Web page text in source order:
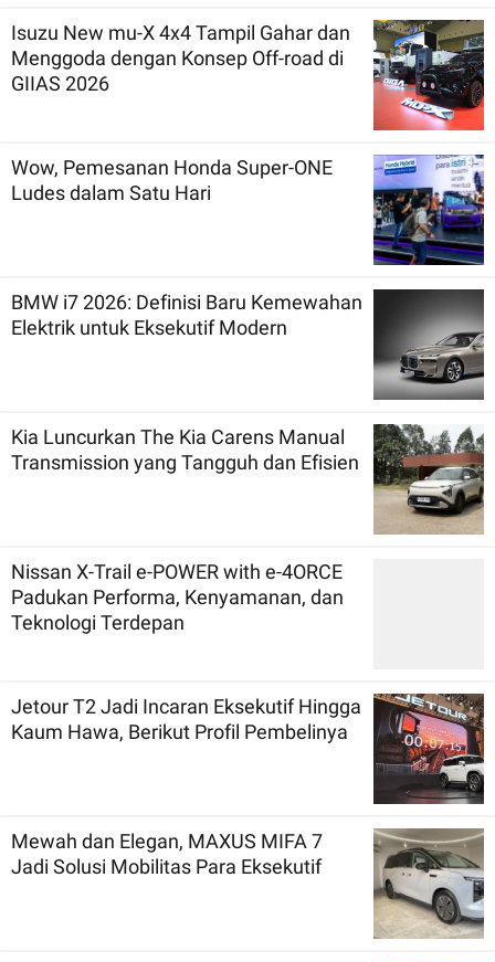
Isuzu New mu-X 4x4 Tampil Gahar dan
Menggoda dengan Konsep Off-road di
GIIAS 2026
Wow, Pemesanan Honda Super-ONE
Ludes dalam Satu Hari
BMW i7 2026: Definisi Baru Kemewahan
Elektrik untuk Eksekutif Modern
Kia Luncurkan The Kia Carens Manual
Transmission yang Tangguh dan Efisien
Nissan X-Trail e-POWER with e-4ORCE
Padukan Performa, Kenyamanan, dan
Teknologi Terdepan
Jetour T2 Jadi Incaran Eksekutif Hingga
Kaum Hawa, Berikut Profil Pembelinya
Mewah dan Elegan, MAXUS MIFA 7
Jadi Solusi Mobilitas Para Eksekutif